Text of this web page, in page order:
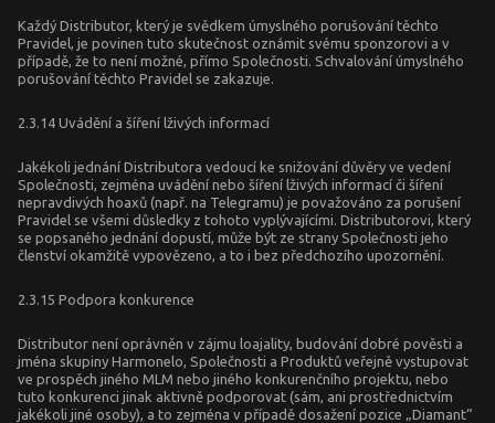
Každý Distributor, který je svědkem úmyslného porušování těchto
Pravidel, je povinen tuto skutečnost oznámit svému sponzorovi a v
případě, že to není možné, přímo Společnosti. Schvalování úmyslného
porušování těchto Pravidel se zakazuje.
2.3.14 Uvádění a šíření lživých informací
Jakékoli jednání Distributora vedoucí ke snižování důvěry ve vedení
Společnosti, zejména uvádění nebo šíření lživých informací či šíření
nepravdivých hoaxů (např. na Telegramu) je považováno za porušení
Pravidel se všemi důsledky z tohoto vyplývajícími. Distributorovi, který
se popsaného jednání dopustí, může být ze strany Společnosti jeho
členství okamžitě vypovězeno, a to i bez předchozího upozornění.
2.3.15 Podpora konkurence
Distributor není oprávněn v zájmu loajality, budování dobré pověsti a
jména skupiny Harmonelo, Společnosti a Produktů veřejně vystupovat
ve prospěch jiného MLM nebo jiného konkurenčního projektu, nebo
tuto konkurenci jinak aktivně podporovat (sám, ani prostřednictvím
jakékoli jiné osoby), a to zejména v případě dosažení pozice „Diamant“